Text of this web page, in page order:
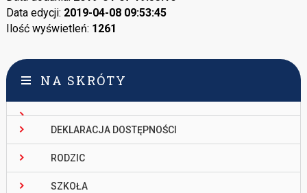
Data edycji: 2019-04-08 09:53:45
Ilość wyświetleń: 1261
NA SKRÓTY
DEKLARACJA DOSTĘPNOŚCI
RODZIC
SZKOŁA